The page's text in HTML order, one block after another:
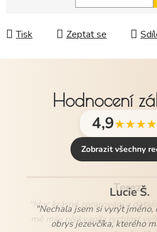
Tisk
Zeptat se
Hodnocení
4,9
Zobrazit všechny
Lucie Š.
"Nechala jsem si vyrýt jméno,
obrys jezevčíka, kterého